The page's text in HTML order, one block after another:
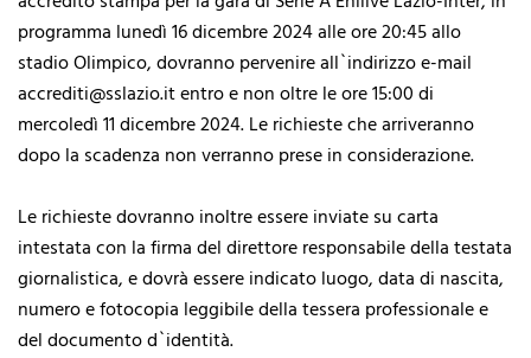
programma lunedì 16 dicembre 2024 alle ore 20:45 allo
stadio Olimpico, dovranno pervenire all`indirizzo e-mail
accrediti@sslazio.it entro e non oltre le ore 15:00 di
mercoledì 11 dicembre 2024. Le richieste che arriveranno
dopo la scadenza non verranno prese in considerazione.
Le richieste dovranno inoltre essere inviate su carta
intestata con la firma del direttore responsabile della testata
giornalistica, e dovrà essere indicato luogo, data di nascita,
numero e fotocopia leggibile della tessera professionale e
del documento d`identità.